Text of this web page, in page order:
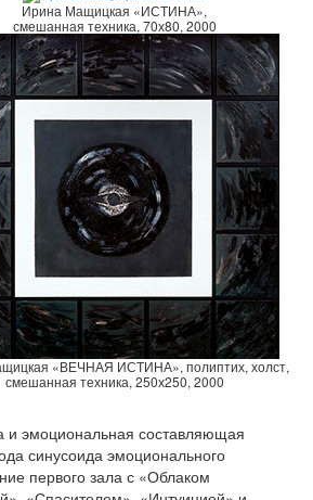
Ирина Мащицкая «ИСТИНА»,
смешанная техника, 70х80, 2000
«ВЕЧНАЯ ИСТИНА», полиптих, холст,
смешанная техника, 250х250, 2000
и эмоциональная составляющая
синусоида эмоционального
первого зала с «Облаком